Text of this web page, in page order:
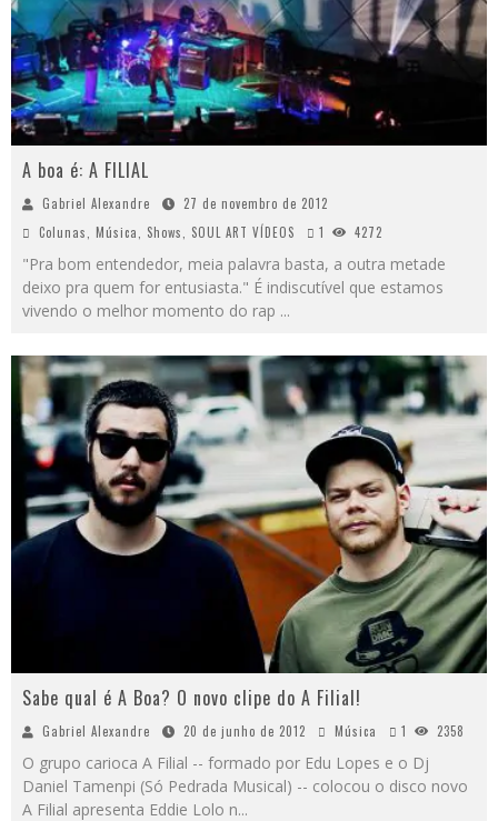
A boa é: A FILIAL
Gabriel Alexandre
27 de novembro de 2012
Colunas, Música, Shows, SOUL ART VÍDEOS 1 4272
"Pra bom entendedor, meia palavra basta, a outra metade
deixo pra quem for entusiasta." É indiscutível que estamos
vivendo o melhor momento do rap ...
Sabe qual é A Boa? O novo clipe do A Filial!
Gabriel Alexandre 20 de junho de 2012 Música 1 2358
O grupo carioca A Filial -- formado por Edu Lopes e o Dj
Daniel Tamenpi (Só Pedrada Musical) -- colocou o disco novo
A Filial apresenta Eddie Lolo n...